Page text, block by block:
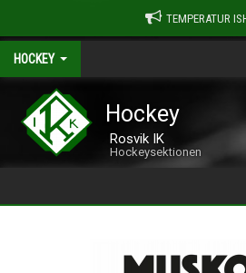
TEMPERATUR
HOCKEY
Hockey
Rosvik IK
Hockeysektionen
>> OM ROSVIK HOCKEY